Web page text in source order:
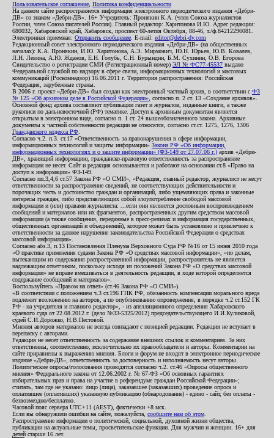
Пользовательское соглашение Политика конфиденциальности
На данном сайте распространяется информация электронного периодического издания «Дебри-
ДВ» со знаком «Дебри-ДВ». 16+ Учредитель: Пронякин К.А. (член Союза журналистов
России, член Союза писателей России). Главный редактор: Харитонова И.Ю. Адрес редакции:
680032, Хабаровский край, Хабаровск, проспект 60-летия Октября, 88-46, т./ф.84212296081.
Электронная приемная: Отправить сообщение . E-mail: editor@debri-dv.com
Редакционный совет электронного периодического издания «Дебри-ДВ» (на общественных
началах): К.А. Пронякин, И.Ю. Харитонова, А.Э. Мирмович, Ю.Н. Юрьев, Ю.В. Ковалев,
Л.Н. Левина, А.Ю. Жданов, Е.Н. Голубь, С.Н. Бурындин, Б.М. Сухинин, О.В. Егорова
Свидетельство о регистрации СМИ (Регистрационный номер) ЭЛ № ФС77-45537 выдано
Федеральной службой по надзору в сфере связи, информационных технологий и массовых
коммуникаций (Роскомнадзор) 16.06.2011 г. Территория распространения: Российская
Федерация, зарубежные страны.
В 2006 г. проект «Дебри-ДВ» был создан как электронный частный архив, в соответствии с ФЗ
№ 125 «Об архивном деле в Российской Федерации» , согласно п. 2 ст. 13 «Создание архивов».
Основной фонд архива составляют публикации газет и журналов, изданные книги, а также
рукописи по дальневосточной (РФ) тематике. Доступ к архивным документам является
открытым в электронном виде, согласно п. 1 ст. 24 вышеобозначенного закона. Архивные
документы к частной собственности редакции не относятся, согласно ст.ст. 1275, 1276, 1306
Гражданского кодекса РФ
Согласно ч.2. п.3. ст.17 «Ответственность за правонарушения в сфере информации,
информационных технологий и защиты информации» Закона РФ «Об информации,
информационных технологиях и о защите информации» (ФЗ-149 от 27.07.06 г.) архив «Дебри-
ДВ», хранящий информацию, гражданско-правовую ответственность за распространение
информации не несет. Сайт и редакция основываются и работают на основании ст.8 «Право на
доступ к информации» ФЗ-149.
Согласно пп.3,4,6 ст.57 Закона РФ «О СМИ», «Редакция, главный редактор, журналист не несут
ответственности за распространение сведений, не соответствующих действительности и
порочащих честь и достоинство граждан и организаций, либо ущемляющих права и законные
интересы граждан, либо представляющих собой злоупотребление свободой массовой
информации и (или) правами журналиста: ...если они являются дословным воспроизведением
сообщений и материалов или их фрагментов, распространенных другим средством массовой
информации (а также сообщения, переданные в пресс-релизах и информация государственных,
общественных организаций и объединений), которое может быть установлено и привлечено к
ответственности за данное нарушение законодательства Российской Федерации о средствах
массовой информации».
Согласно абз.3, п.13 Постановления Пленума Верховного Суда РФ №16 от 15 июня 2010 года
«О практике применения судами Закона РФ «О средствах массовой информации», «по делам,
вытекающим из содержания распространенной информации, распространитель не является
надлежащим ответчиком, поскольку исходя из положений Закона РФ «О средствах массовой
информации» не вправе вмешиваться в деятельность редакции, в ходе которой определяется
содержание сообщений и материалов».
Воспользуйтесь «Правом на ответ» (ст.46 Закона РФ «О СМИ»).
«В соответствии с положением ч.3 ст.196 ГПК РФ, обязанность компенсации морального вреда
подлежит возложению на авторов, а по опубликованию опровержения, в порядке ч.2 ст.152 ГК
РФ - на учредителя и главного редактор», - из апелляционного определения Хабаровского
краевого суда от 22.08.2012 г. (дело №33-5325/2012) председательствующего И.И.Куликовой,
судей С.И.Дорожко, Н.В.Пестовой.
Мнения авторов материалов не всегда совпадают с позицией редакции. Редакция не вступает в
переписку с авторами.
Редакция не несет ответственность за содержание внешних ссылок и комментариев. За них
ответственны, соответственно, исключительно их правообладатели и авторы. Комментарии на
сайте приравнены к выражению мнения. Блоги и форум не входят в электронное периодическое
издание «Дебри-ДВ», ответственность за достоверность и наполняемость несут авторы.
Политические опросы/голосования проводятся согласно ч.2. ст.46 «Опросы общественного
мнения» Федерального закона от 12.06.2002 г. № 67-ФЗ «Об основных гарантиях
избирательных прав и права на участие в референдуме граждан Российской Федерации»;
считать, там где не указано: лицо (лица), заказавшее (заказавших) проведение опроса и
оплатившее (оплативших) указанную публикацию (обнародование) - едино - сайт, без оплаты -
безвозмездно/бесплатно.
Часовой пояс сервера UTC+11 (AEST), фактически +8 мск.
Если вы обнаружили ошибки на сайте, пожалуйста, сообщите нам об этом
Распространение информации о политической, социальной, духовной жизни общества,
публикации на актуальные темы, просветительские функции. Для мужчин и женщин. 16+ для
детей старше 16 лет.